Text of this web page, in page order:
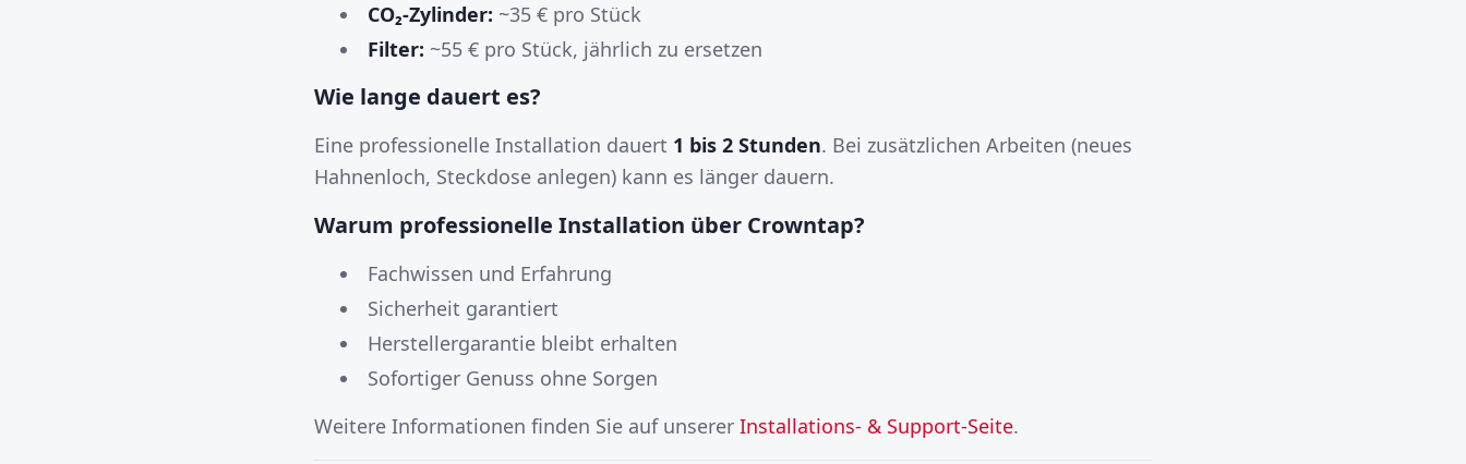
CO₂-Zylinder: ~35 € pro Stück
Filter: ~55 € pro Stück, jährlich zu ersetzen
Wie lange dauert es?
Eine professionelle Installation dauert 1 bis 2 Stunden. Bei zusätzlichen Arbeiten (neues
Hahnenloch, Steckdose anlegen) kann es länger dauern.
Warum professionelle Installation über Crowntap?
Fachwissen und Erfahrung
Sicherheit garantiert
Herstellergarantie bleibt erhalten
Sofortiger Genuss ohne Sorgen
Weitere Informationen finden Sie auf unserer Installations- & Support-Seite.